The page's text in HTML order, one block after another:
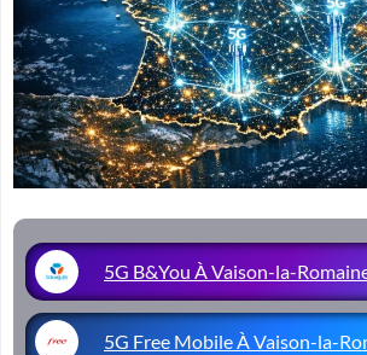
5G B&You À Vaison-la-
5G Free Mobile À Vaison-la-